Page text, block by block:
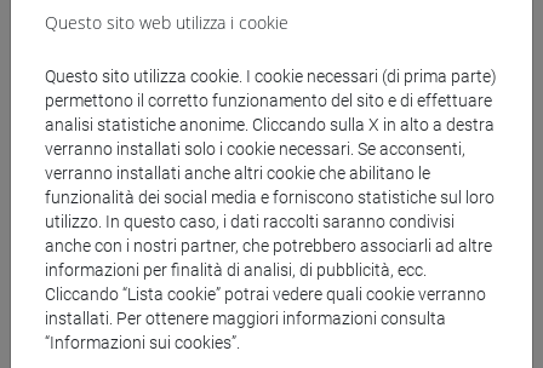
E DELL'AFRICA MEDITERRANEA - Laurea
medio oriente e africa/eurasia/giappone/cina/
corea/subcontinente indiano/giappone/cina/
corea
Mutua da
ESERCITAZIONI DI LINGUA TURCA 1 MOD.1A
Questo sito web utilizza i cookie
Questo sito utilizza cookie. I cookie necessari (di prima parte)
permettono il corretto funzionamento del sito e di effettuare
analisi statistiche anonime. Cliccando sulla X in alto a destra
verranno installati solo i cookie necessari. Se acconsenti,
verranno installati anche altri cookie che abilitano le
funzionalità dei social media e forniscono statistiche sul loro
utilizzo. In questo caso, i dati raccolti saranno condivisi
anche con i nostri partner, che potrebbero associarli ad altre
informazioni per finalità di analisi, di pubblicità, ecc.
Cliccando “Lista cookie” potrai vedere quali cookie verranno
installati. Per ottenere maggiori informazioni consulta
“Informazioni sui cookies”.